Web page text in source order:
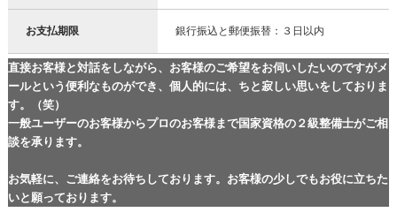
お支払期限 銀行振込と郵便振替：３日以内
直接お客様と対話をしながら、お客様のご希望をお伺いしたいのですがメ
ールという便利なものができ、個人的には、ちと寂しい思いをしておりま
す。（笑）
一般ユーザーのお客様からプロのお客様まで国家資格の２級整備士がご相
談を承ります。
お気軽に、ご連絡をお待ちしております。お客様の少しでもお役に立ちた
いと願っております。